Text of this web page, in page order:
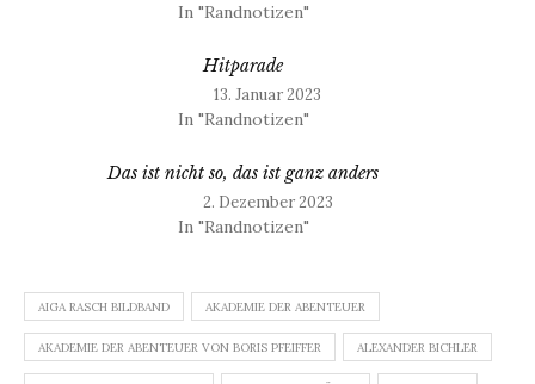
In "Randnotizen"
Hitparade
13. Januar 2023
In "Randnotizen"
Das ist nicht so, das ist ganz anders
2. Dezember 2023
In "Randnotizen"
AIGA RASCH BILDBAND AKADEMIE DER ABENTEUER
AKADEMIE DER ABENTEUER VON BORIS PFEIFFER ALEXANDER BICHLER